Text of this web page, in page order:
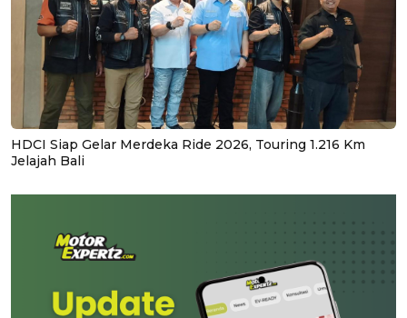
HDCI Siap Gelar Merdeka Ride 2026, Touring 1.216 Km
Jelajah Bali